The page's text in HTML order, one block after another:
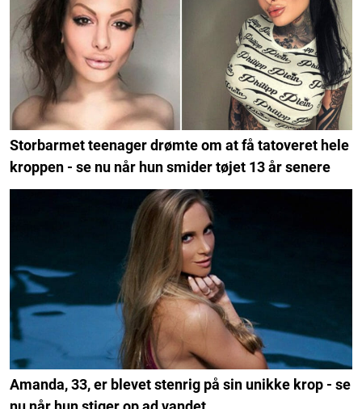
Storbarmet teenager drømte om at få tatoveret hele
kroppen - se nu når hun smider tøjet 13 år senere
Amanda, 33, er blevet stenrig på sin unikke krop - se